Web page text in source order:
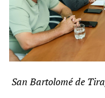
San Bartolomé de